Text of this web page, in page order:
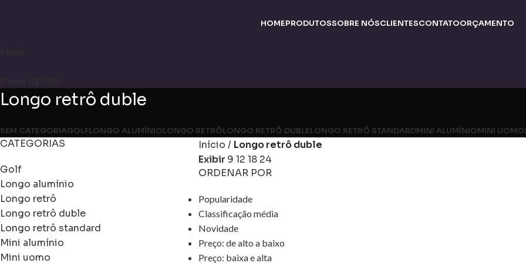
HOMEPRODUTOSSOBRE NÓSCLIENTESCONTATOORÇAMENTO
Longo retrô duble
SEM CATEGORIAGOLFLONGO ALUMÍNIOLONGO RETRÔLONGO RETRÔ DUBLELONGO RETRÔ STANDARDMINI ALUMÍNIOMINI UOMO
CATEGORIAS
Golf
Longo alumínio
Longo retrô
Longo retrô duble
Longo retrô standard
Mini alumínio
Mini uomo
Início
Longo retrô duble
Exibir 9 12 18 24
ORDENAR POR
Popularidade
Classificação média
Novidade
Preço: de alto a baixo
Preço: baixa e alta